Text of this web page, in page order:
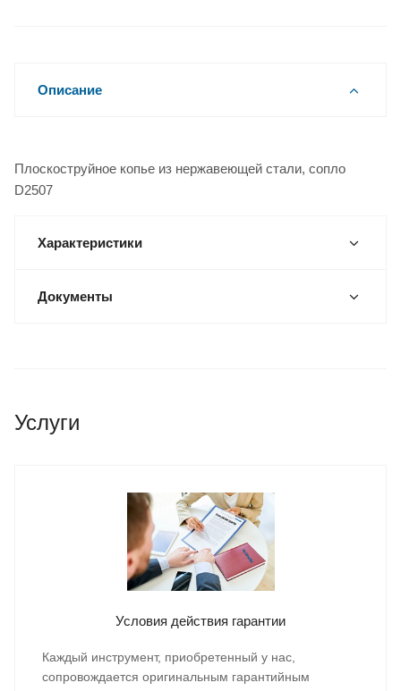
Описание
Плоскоструйное копье из нержавеющей стали, сопло
D2507
Характеристики
Документы
Услуги
Условия действия гарантии
Каждый инструмент, приобретенный у нас,
сопровождается оригинальным гарантийным